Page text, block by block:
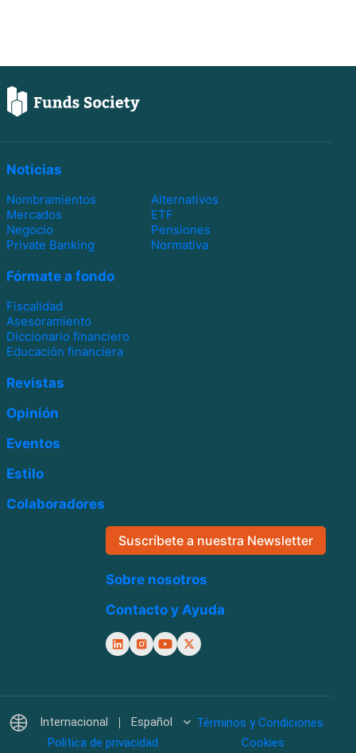
Noticias
Nombramientos
Alternativos
Mercados
ETF
Negocio
Pensiones
Private Banking
Normativa
Fórmate a fondo
Fiscalidad
Asesoramiento
Diccionario financiero
Educación financiera
Revistas
Opinión
Eventos
Estilo
Colaboradores
Suscríbete a nuestra Newsletter
Sobre nosotros
Contacto y Ayuda
Internacional Español
Términos y Condiciones
Política de privacidad
Cookies